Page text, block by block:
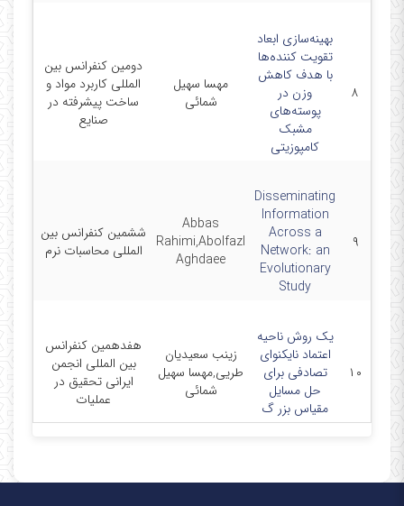
۸
بهینه‌سازی ابعاد
تقویت کننده‌ها
با هدف کاهش
وزن در
پوسته‌های
مشبک
کامپوزیتی
مهسا سهیل
شمائی
دومین کنفرانس بین
المللی کاربرد مواد و
ساخت پیشرفته در
صنایع
۹
Disseminating
Information
Across a
Network: an
Evolutionary
Study
Abbas
Rahimi,Abolfazl
Aghdaee
ششمین کنفرانس بین
المللی محاسبات نرم
۱۰
یک روش ناحیه
اعتماد نایکنوای
تصادفی برای
حل مسایل
مقیاس بزر گ
زینب سعیدیان
طریی,مهسا سهیل
شمائی
هفدهمین کنفرانس
بین المللی انجمن
ایرانی تحقیق در
عملیات